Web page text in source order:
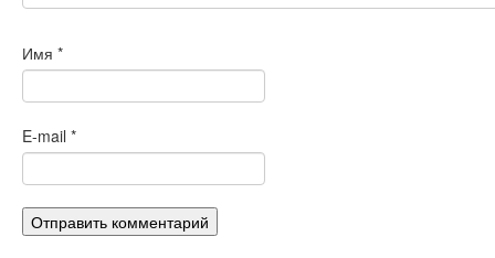
Имя *
E-mail *